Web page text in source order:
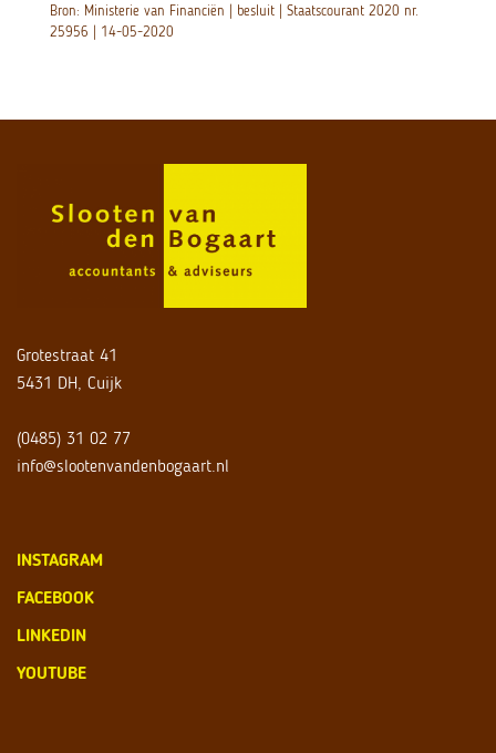
Bron: Ministerie van Financiën | besluit | Staatscourant 2020 nr.
25956 | 14-05-2020
Grotestraat 41
5431 DH, Cuijk
(0485) 31 02 77
info@slootenvandenbogaart.nl
INSTAGRAM
FACEBOOK
LINKEDIN
YOUTUBE